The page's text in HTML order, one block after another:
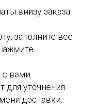
внизу заказа
заполните все
с вами
для уточнения
доставки.